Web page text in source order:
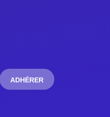
ADHÉRER